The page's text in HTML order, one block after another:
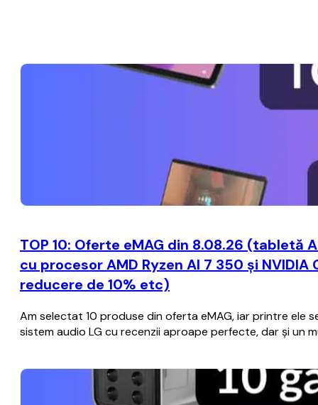
TOP 10: Oferte eMAG din 8.08.26
cu procesor AMD Ryzen AI 7 350 și
reducere de 10% etc)
Am selectat 10 produse din oferta eMAG, iar printre ele
sistem audio LG cu recenzii aproape perfecte, dar și un